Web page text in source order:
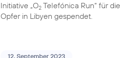
Initiative „O2Telefónica Run“ für die
Opfer in Libyen gespendet.
12. September 2023